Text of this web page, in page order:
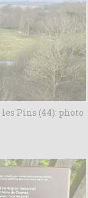
Pins (44): photo